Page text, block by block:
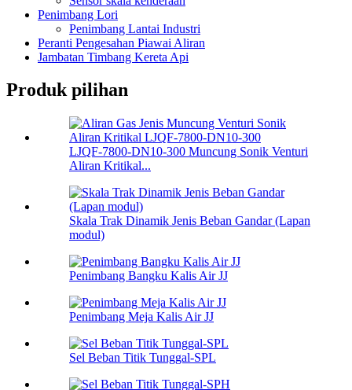
Penimbang Lori
Penimbang Lantai Industri
Peranti Pengesahan Piawai Aliran
Jambatan Timbang Kereta Api
Produk pilihan
LJQF-7800-DN10-300 Muncung Sonik Venturi
Aliran Kritikal...
Skala Trak Dinamik Jenis Beban Gandar (Lapan
modul)
Penimbang Bangku Kalis Air JJ
Penimbang Meja Kalis Air JJ
Sel Beban Titik Tunggal-SPL